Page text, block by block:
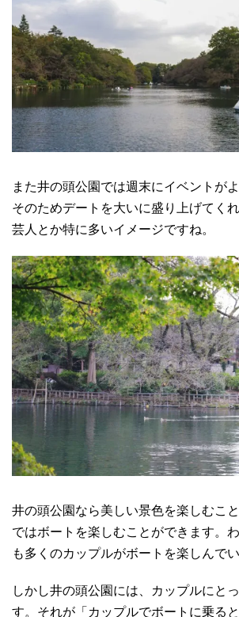
また井の頭公園では週末にイベントが
そのためデートを大いに盛り上げてく
芸人とか特に多いイメージですね。
井の頭公園なら美しい景色を楽しむこ
ではボートを楽しむことができます。
も多くのカップルがボートを楽しんでい
しかし井の頭公園には、カップルにと
す。それが「カップルでボートに乗る